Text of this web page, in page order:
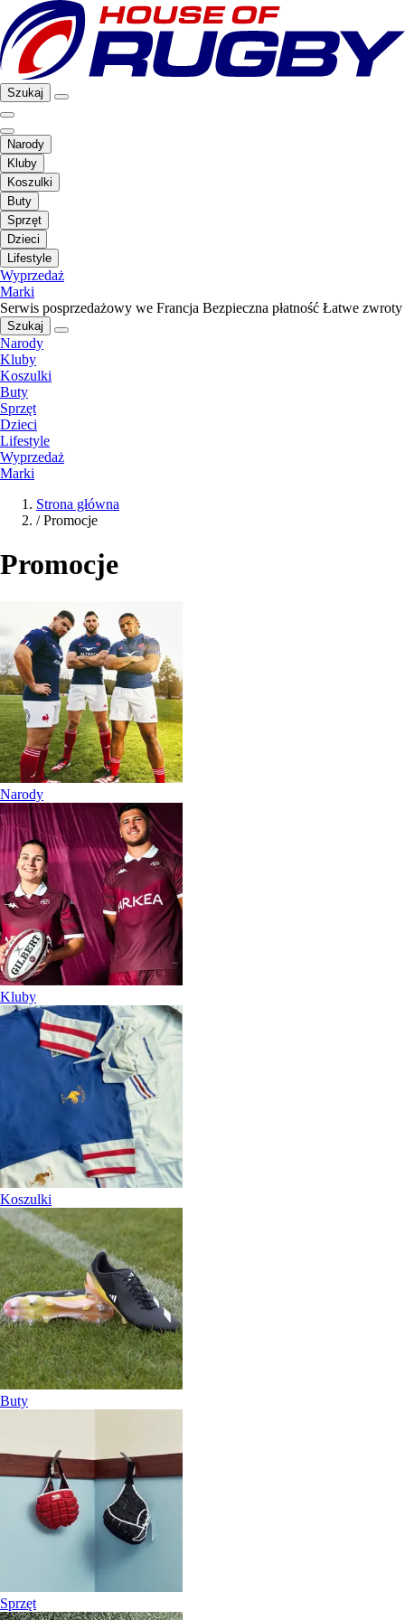
Szukaj
Narody
Kluby
Koszulki
Buty
Sprzęt
Dzieci
Lifestyle
Wyprzedaż
Marki
Serwis posprzedażowy we Francja Bezpieczna płatność Łatwe zwroty
Szukaj
Narody
Kluby
Koszulki
Buty
Sprzęt
Dzieci
Lifestyle
Wyprzedaż
Marki
Strona główna
/ Promocje
Promocje
Narody
Kluby
Koszulki
Buty
Sprzęt